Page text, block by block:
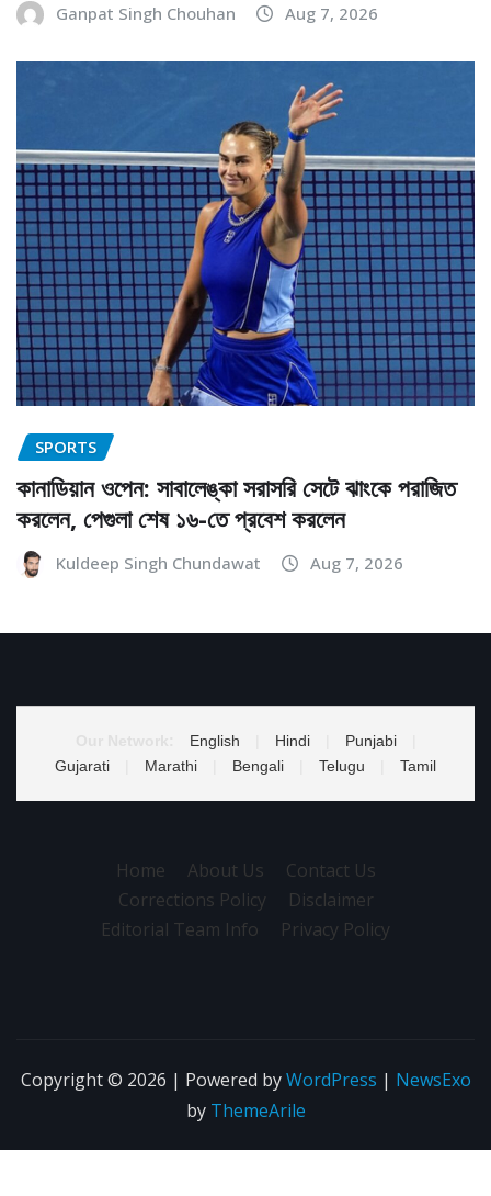
Ganpat Singh Chouhan Aug 7, 2026
SPORTS
কানাডিয়ান ওপেন: সাবালেঙ্কা সরাসরি সেটে ঝাংকে পরাজিত
করলেন, পেগুলা শেষ ১৬-তে প্রবেশ করলেন
Kuldeep Singh Chundawat Aug 7, 2026
English Hindi Punjabi
Gujarati
Marathi Bengali Telugu Tamil
Home About Us
Contact Us
Corrections Policy
Disclaimer
Editorial Team Info
Privacy Policy
Copyright © 2026 | Powered byWordPress | NewsExo
by ThemeArile